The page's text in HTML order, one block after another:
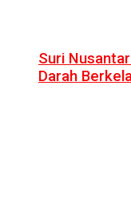
Suri
Darah